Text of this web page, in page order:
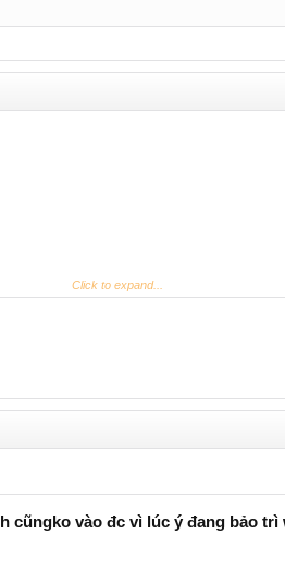
Click to expand...
cũngko vào đc vì lúc ý đang bảo